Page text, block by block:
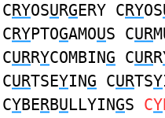
CRYOSURGERY CRYOS
CRYPTOGAMOUS CUR
CURRYCOMBING CURR
CURTSEYING CURTSY
CYBERBULLYINGS CY